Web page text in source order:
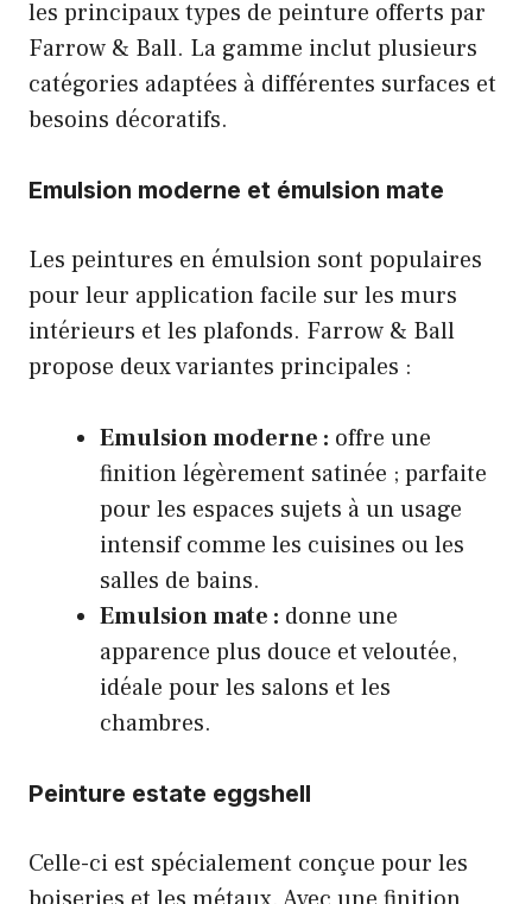
les principaux types de peinture offerts par
Farrow & Ball. La gamme inclut plusieurs
catégories adaptées à différentes surfaces et
besoins décoratifs.
Emulsion moderne et émulsion mate
Les peintures en émulsion sont populaires
pour leur application facile sur les murs
intérieurs et les plafonds. Farrow & Ball
propose deux variantes principales :
Emulsion moderne : offre une
finition légèrement satinée ; parfaite
pour les espaces sujets à un usage
intensif comme les cuisines ou les
salles de bains.
Emulsion mate : donne une
apparence plus douce et veloutée,
idéale pour les salons et les
chambres.
Peinture estate eggshell
Celle-ci est spécialement conçue pour les